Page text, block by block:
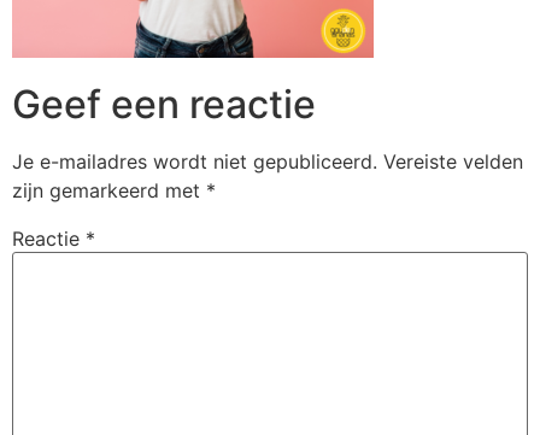
Geef een reactie
Je e-mailadres wordt niet gepubliceerd. Vereiste velden
zijn gemarkeerd met *
Reactie *